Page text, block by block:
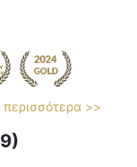
περισσότερα >>